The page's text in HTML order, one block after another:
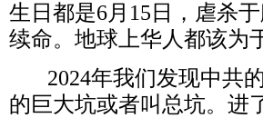
生日都是6月 15 日，虐杀
续命。地球上华人都该为
2024年我们发现中共
的巨大坑或者叫总坑。进